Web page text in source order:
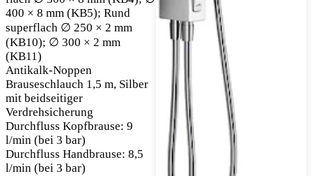
400 × 8 mm (KB5); Rund
superflach ∅ 250 × 2 mm
(KB10); ∅ 300 × 2 mm
(KB11)
Antikalk-Noppen
Brauseschlauch 1,5 m, Silber
mit beidseitiger
Verdrehsicherung
Durchfluss Kopfbrause: 9
l/min (bei 3 bar)
Durchfluss Handbrause: 8,5
l/min (bei 3 bar)